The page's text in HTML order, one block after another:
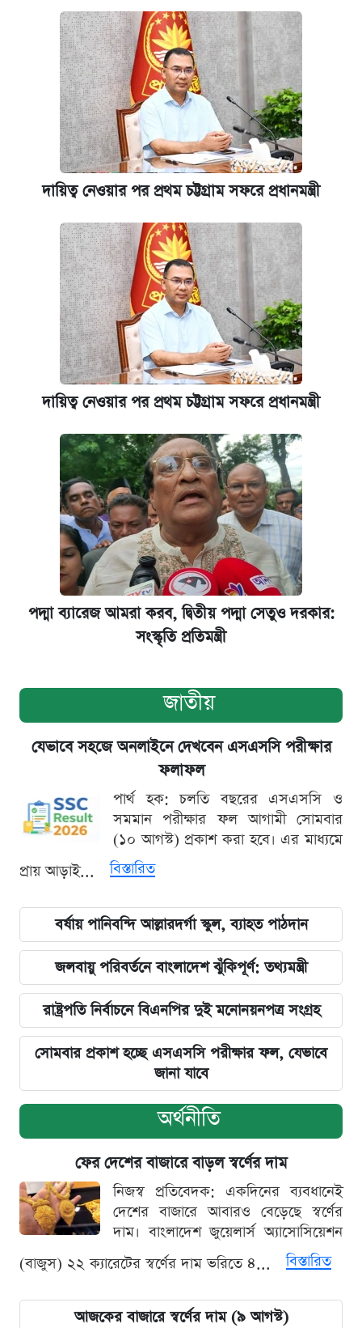
দায়িত্ব নেওয়ার পর প্রথম চট্টগ্রাম সফরে প্রধানমন্ত্রী
দায়িত্ব নেওয়ার পর প্রথম চট্টগ্রাম সফরে প্রধানমন্ত্রী
পদ্মা ব্যারেজ আমরা করব, দ্বিতীয় পদ্মা সেতুও দরকার:
সংস্কৃতি প্রতিমন্ত্রী
জাতীয়
যেভাবে সহজে অনলাইনে দেখবেন এসএসসি পরীক্ষার
ফলাফল
পার্থ হক: চলতি বছরের এসএসসি ও
সমমান পরীক্ষার ফল আগামী সোমবার
(১০ আগস্ট) প্রকাশ করা হবে। এর মাধ্যমে
প্রায় আড়াই...
বিস্তারিত
বর্ষায় পানিবন্দি আল্লারদর্গা স্কুল, ব্যাহত পাঠদান
জলবায়ু পরিবর্তনে বাংলাদেশ ঝুঁকিপূর্ণ: তথ্যমন্ত্রী
রাষ্ট্রপতি নির্বাচনে বিএনপির দুই মনোনয়নপত্র সংগ্রহ
সোমবার প্রকাশ হচ্ছে এসএসসি পরীক্ষার ফল, যেভাবে
জানা যাবে
অর্থনীতি
ফের দেশের বাজারে বাড়ল স্বর্ণের দাম
নিজস্ব প্রতিবেদক: একদিনের ব্যবধানেই
দেশের বাজারে আবারও বেড়েছে স্বর্ণের
দাম। বাংলাদেশ জুয়েলার্স অ্যাসোসিয়েশন
(বাজুস) ২২ ক্যারেটের স্বর্ণের দাম ভরিতে ৪...
বিস্তারিত
আজকের বাজারে স্বর্ণের দাম (৯ আগস্ট)